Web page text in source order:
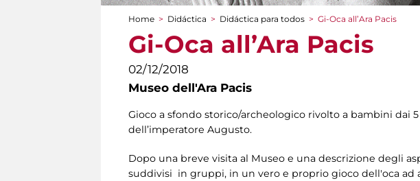
You are here
Home > Didáctica > Didáctica para todos > Gi-Oca all’Ara Pacis
Gi-Oca all’Ara Pacis
02/12/2018
Museo dell'Ara Pacis
Gioco a sfondo storico/archeologico rivolto a bambini dai
dell’imperatore Augusto.
Dopo una breve visita al Museo e una descrizione degli
suddivisi in gruppi, in un vero e proprio gioco dell'oca